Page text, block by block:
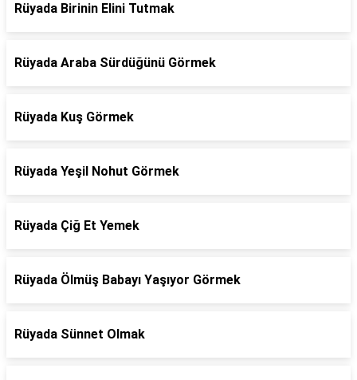
Rüyada Birinin Elini Tutmak
Rüyada Araba Sürdüğünü Görmek
Rüyada Kuş Görmek
Rüyada Yeşil Nohut Görmek
Rüyada Çiğ Et Yemek
Rüyada Ölmüş Babayı Yaşıyor Görmek
Rüyada Sünnet Olmak